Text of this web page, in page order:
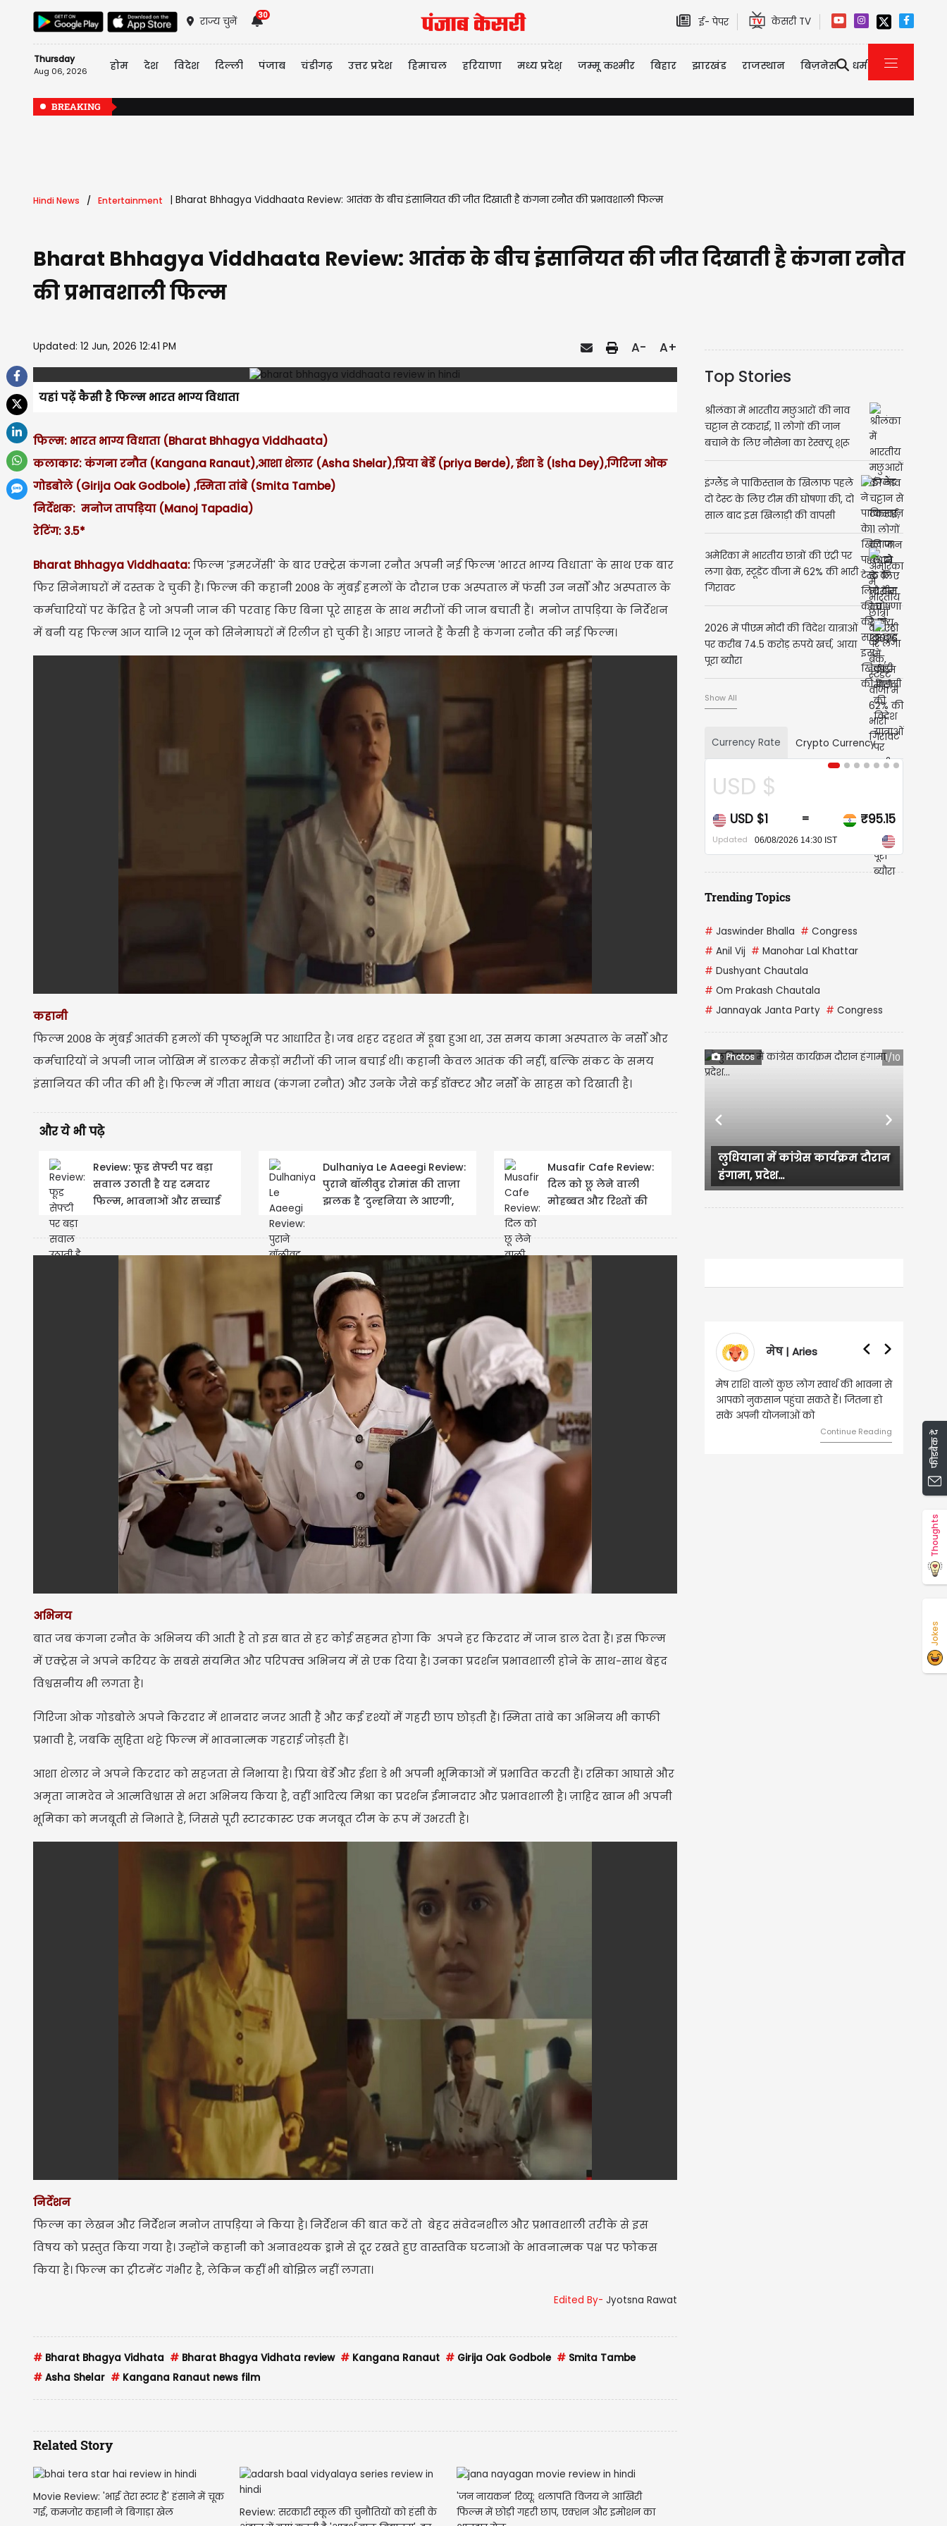
राज्य चुनें
30
ई- पेपर केसरी TV
Thursday
Aug 06, 2026 होम देश विदेश दिल्ली पंजाब चंडीगढ़ उत्तर प्रदेश हिमाचल हरियाणा मध्य प्रदेश़ जम्मू कश्मीर बिहार झारखंड राजस्थान बिज़नेस धर्म
BREAKING
Hindi News Entertainment Bharat Bhhagya Viddhaata Review: आतंक के बीच इंसानियत की जीत दिखाती है कंगना रनौत की प्रभावशाली फिल्म
Bharat Bhhagya Viddhaata Review: आतंक के बीच इंसानियत की जीत दिखाती है कंगना रनौत
की प्रभावशाली फिल्म
Updated: 12 Jun, 2026 12:41 PM A- A+
यहां पढ़ें कैसी है फिल्म भारत भाग्य विधाता
फिल्म: भारत भाग्य विधाता (Bharat Bhhagya Viddhaata)
कलाकार: कंगना रनौत (Kangana Ranaut),आशा शेलार (Asha Shelar),प्रिया बेर्डे (priya Berde), ईशा डे (Isha Dey),गिरिजा ओक
गोडबोले (Girija Oak Godbole) ,स्मिता तांबे (Smita Tambe)
निर्देशक: मनोज तापड़िया (Manoj Tapadia)
रेटिंग: 3.5*
Bharat Bhhagya Viddhaata:फिल्म 'इमरजेंसी' के बाद एक्ट्रेस कंगना रनौत अपनी नई फिल्म 'भारत भाग्य विधाता' के साथ एक बार
फिर सिनेमाघरों में दस्तक दे चुकी हैं। फिल्म की कहानी 2008 के मुंबई हमलों के दौरान एक अस्पताल में फंसी उन नर्सों और अस्पताल के
कर्मचारियों पर केंद्रित है जो अपनी जान की परवाह किए बिना पूरे साहस के साथ मरीजों की जान बचाती हैं। मनोज तापड़िया के निर्देशन
में बनी यह फिल्म आज यानि 12 जून को सिनेमाघरों में रिलीज हो चुकी है। आइए जानते हैं कैसी है कंगना रनौत की नई फिल्म।
कहानी
फिल्म 2008 के मुंबई आतंकी हमलों की पृष्ठभूमि पर आधारित है। जब शहर दहशत में डूबा हुआ था, उस समय कामा अस्पताल के नर्सों और
कर्मचारियों ने अपनी जान जोखिम में डालकर सैकड़ों मरीजों की जान बचाई थी। कहानी केवल आतंक की नहीं, बल्कि संकट के समय
इंसानियत की जीत की भी है। फिल्म में गीता माधव (कंगना रनौत) और उनके जैसे कई डॉक्टर और नर्सों के साहस को दिखाती है।
और ये भी पढ़े
Review: फूड सेफ्टी पर बड़ा
सवाल उठाती है यह दमदार
फिल्म, भावनाओं और सच्चाई
Dulhaniya Le Aaeegi Review:
पुराने बॉलीवुड रोमांस की ताज़ा
झलक है ‘दुल्हनिया ले आएगी’,
Musafir Cafe Review:
दिल को छू लेने वाली
मोहब्बत और रिश्तों की
अभिनय
बात जब कंगना रनौत के अभिनय की आती है तो इस बात से हर कोई सहमत होगा कि अपने हर किरदार में जान डाल देता हैं। इस फिल्म
में एक्ट्रेस ने अपने करियर के सबसे संयमित और परिपक्व अभिनय में से एक दिया है। उनका प्रदर्शन प्रभावशाली होने के साथ-साथ बेहद
विश्वसनीय भी लगता है।
गिरिजा ओक गोडबोले अपने किरदार में शानदार नजर आती हैं और कई दृश्यों में गहरी छाप छोड़ती हैं। स्मिता तांबे का अभिनय भी काफी
प्रभावी है, जबकि सुहिता थट्टे फिल्म में भावनात्मक गहराई जोड़ती हैं।
आशा शेलार ने अपने किरदार को सहजता से निभाया है। प्रिया बेर्डे और ईशा डे भी अपनी भूमिकाओं में प्रभावित करती हैं। रसिका आघासे और
अमृता नामदेव ने आत्मविश्वास से भरा अभिनय किया है, वहीं आदित्य मिश्रा का प्रदर्शन ईमानदार और प्रभावशाली है। ज़ाहिद खान भी अपनी
भूमिका को मजबूती से निभाते हैं, जिससे पूरी स्टारकास्ट एक मजबूत टीम के रूप में उभरती है।
निर्देशन
फिल्म का लेखन और निर्देशन मनोज तापड़िया ने किया है। निर्देशन की बात करें तो बेहद संवेदनशील और प्रभावशाली तरीके से इस
विषय को प्रस्तुत किया गया है। उन्होंने कहानी को अनावश्यक ड्रामे से दूर रखते हुए वास्तविक घटनाओं के भावनात्मक पक्ष पर फोकस
किया है। फिल्म का ट्रीटमेंट गंभीर है, लेकिन कहीं भी बोझिल नहीं लगता।
Edited By- Jyotsna Rawat
# Bharat Bhagya Vidhata # Bharat Bhagya Vidhata review # Kangana Ranaut # Girija Oak Godbole # Smita Tambe
# Asha Shelar # Kangana Ranaut news film
Related Story
Movie Review: 'भाई तेरा स्टार है' हंसाने में चूक
गई, कमजोर कहानी ने बिगाड़ा खेल
Review: सरकारी स्कूल की चुनौतियों को हंसी के
'जन नायकन' रिव्यू: थलापति विजय ने आखिरी
फिल्म में छोड़ी गहरी छाप, एक्शन और इमोशन का
Top Stories
श्रीलंका में भारतीय मछुआरों की नाव
चट्टान से टकराई, 11 लोगों की जान
बचाने के लिए नौसेना का रेस्क्यू शुरू
इंग्लैंड ने पाकिस्तान के खिलाफ पहले
दो टेस्ट के लिए टीम की घोषणा की, दो
साल बाद इस खिलाड़ी की वापसी
अमेरिका में भारतीय छात्रों की एंट्री पर
लगा ब्रेक, स्टूडेंट वीजा में 62% की भारी
गिरावट
2026 में पीएम मोदी की विदेश यात्राओं
पर करीब 74.5 करोड़ रुपये खर्च, आया
पूरा ब्यौरा
Show All
Currency Rate Crypto Currency
CAD $
CAD $1 = ₹67.91
Updated 06/08/2026 14:30 IST
Trending Topics
# Jaswinder Bhalla # Congress
# Anil Vij # Manohar Lal Khattar
# Dushyant Chautala
# Om Prakash Chautala
# Jannayak Janta Party # Congress
Photos 1/10
इन खूबसूरत हरे सूटों के साथ बनाएं
सावन को हरा-भरा
Previous Next
वृषभ | Taurus
वृष राशि वालों आय के स्त्रोत बढ़ने से रुके
हुए कार्यों में गति आएगी। युवा वर्ग भविष्य
को लेकर ज्यादा फोकस रहेंगे।
Continue Reading फीडबैक दें
Thoughts
Jokes